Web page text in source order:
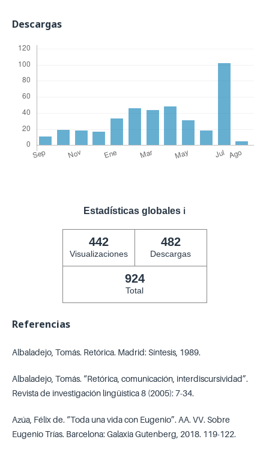
Descargas
Estadísticas globales ℹ️
442
Visualizaciones
482
Descargas
924
Total
Referencias
Albaladejo, Tomás. Retórica. Madrid: Síntesis, 1989.
Albaladejo, Tomás. “Retórica, comunicación, interdiscursividad”.
Revista de investigación lingüística 8 (2005): 7-34.
Azúa, Félix de. “Toda una vida con Eugenio”. AA. VV. Sobre
Eugenio Trías. Barcelona: Galaxia Gutenberg, 2018. 119-122.